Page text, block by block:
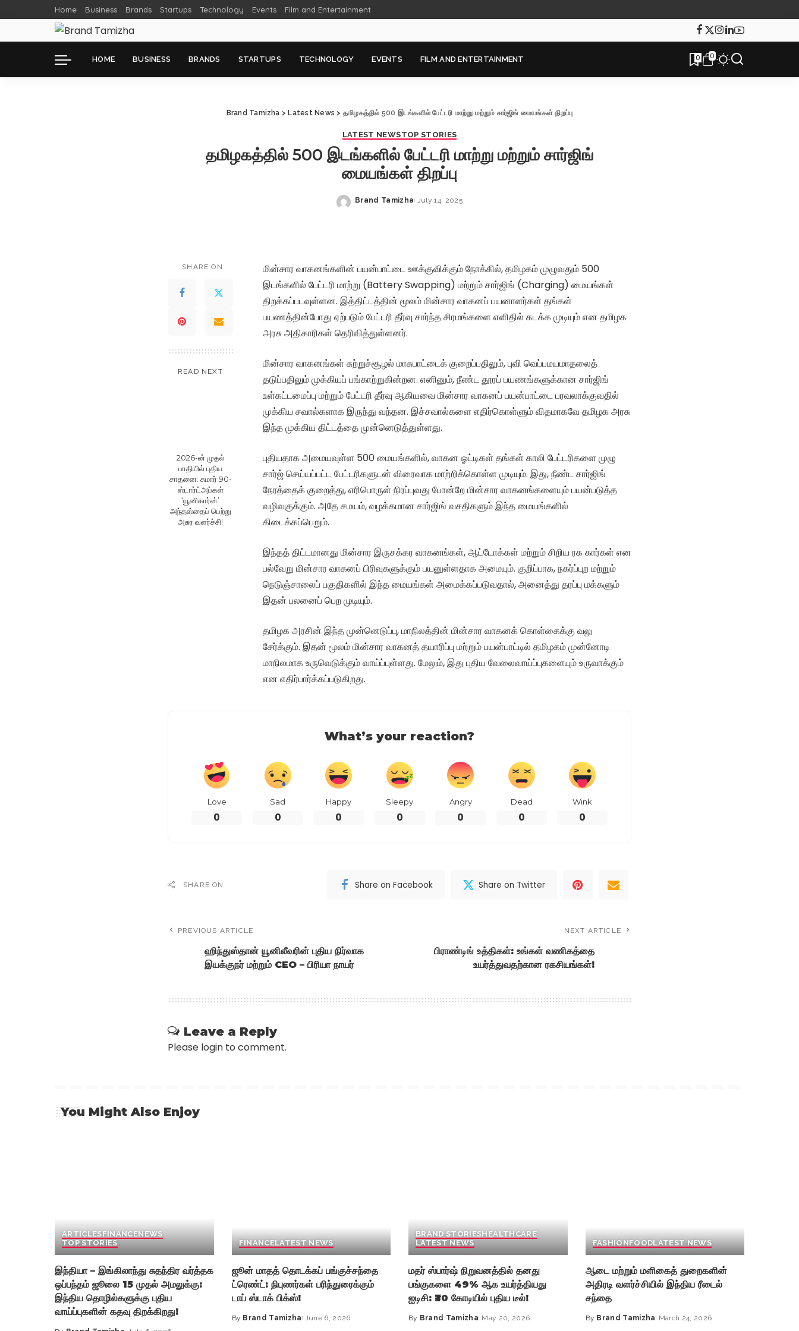
Home Business Brands Startups Technology Events Film and Entertainment
HOME BUSINESS BRANDS STARTUPS TECHNOLOGY EVENTS FILM AND ENTERTAINMENT 0 0
Brand Tamizha > Latest News > தமிழகத்தில் 500 இடங்களில் பேட்டரி மாற்று மற்றும் சார்ஜிங் மையங்கள் திறப்பு
LATEST NEWSTOP STORIES
தமிழகத்தில் 500 இடங்களில் பேட்டரி மாற்று மற்றும் சார்ஜிங்
மையங்கள் திறப்பு
Posted
Brand Tamizha July 14, 2025
SHARE ON
READ NEXT
2026-ன் முதல்
பாதியில் புதிய
சாதனை: சுமார் 90-
ஸ்டார்ட்அப்கள்
‘யூனிகார்ன்’
அந்தஸ்தைப் பெற்று
அசுர வளர்ச்சி!
மின்சார வாகனங்களின் பயன்பாட்டை ஊக்குவிக்கும் நோக்கில், தமிழகம் முழுவதும் 500
இடங்களில் பேட்டரி மாற்று (Battery Swapping) மற்றும் சார்ஜிங் (Charging) மையங்கள்
திறக்கப்படவுள்ளன. இத்திட்டத்தின் மூலம் மின்சார வாகனப் பயனாளர்கள் தங்கள்
பயணத்தின்போது ஏற்படும் பேட்டரி தீர்வு சார்ந்த சிரமங்களை எளிதில் கடக்க முடியும் என தமிழக
அரசு அதிகாரிகள் தெரிவித்துள்ளனர்.
மின்சார வாகனங்கள் சுற்றுச்சூழல் மாசுபாட்டைக் குறைப்பதிலும், புவி வெப்பமயமாதலைத்
தடுப்பதிலும் முக்கியப் பங்காற்றுகின்றன. எனினும், நீண்ட தூரப் பயணங்களுக்கான சார்ஜிங்
உள்கட்டமைப்பு மற்றும் பேட்டரி தீர்வு ஆகியவை மின்சார வாகனப் பயன்பாட்டை பரவலாக்குவதில்
முக்கிய சவால்களாக இருந்து வந்தன. இச்சவால்களை எதிர்கொள்ளும் விதமாகவே தமிழக அரசு
இந்த முக்கிய திட்டத்தை முன்னெடுத்துள்ளது.
புதியதாக அமையவுள்ள 500 மையங்களில், வாகன ஓட்டிகள் தங்கள் காலி பேட்டரிகளை முழு
சார்ஜ் செய்யப்பட்ட பேட்டரிகளுடன் விரைவாக மாற்றிக்கொள்ள முடியும். இது, நீண்ட சார்ஜிங்
நேரத்தைக் குறைத்து, எரிபொருள் நிரப்புவது போன்றே மின்சார வாகனங்களையும் பயன்படுத்த
வழிவகுக்கும். அதே சமயம், வழக்கமான சார்ஜிங் வசதிகளும் இந்த மையங்களில்
கிடைக்கப்பெறும்.
இந்தத் திட்டமானது மின்சார இருசக்கர வாகனங்கள், ஆட்டோக்கள் மற்றும் சிறிய ரக கார்கள் என
பல்வேறு மின்சார வாகனப் பிரிவுகளுக்கும் பயனுள்ளதாக அமையும். குறிப்பாக, நகர்ப்புற மற்றும்
நெடுஞ்சாலைப் பகுதிகளில் இந்த மையங்கள் அமைக்கப்படுவதால், அனைத்து தரப்பு மக்களும்
இதன் பலனைப் பெற முடியும்.
தமிழக அரசின் இந்த முன்னெடுப்பு, மாநிலத்தின் மின்சார வாகனக் கொள்கைக்கு வலு
சேர்க்கும். இதன் மூலம் மின்சார வாகனத் தயாரிப்பு மற்றும் பயன்பாட்டில் தமிழகம் முன்னோடி
மாநிலமாக உருவெடுக்கும் வாய்ப்புள்ளது. மேலும், இது புதிய வேலைவாய்ப்புகளையும் உருவாக்கும்
என எதிர்பார்க்கப்படுகிறது.
What’s your reaction?
Love
0
Sad
0
Happy
0
Sleepy
0
Angry
0
Dead
0
Wink
0
SHARE ON Share on Facebook Share on Twitter
PREVIOUS ARTICLE
ஹிந்துஸ்தான் யூனிலீவரின் புதிய நிர்வாக
இயக்குநர் மற்றும் CEO – பிரியா நாயர்
NEXT ARTICLE
பிராண்டிங் உத்திகள்: உங்கள் வணிகத்தை
உயர்த்துவதற்கான ரகசியங்கள்!
Leave a Reply
Please login to comment.
You Might Also Enjoy
ARTICLESFINANCENEWS
TOP STORIES
இந்தியா – இங்கிலாந்து சுதந்திர வர்த்தக
ஒப்பந்தம் ஜூலை 15 முதல் அமலுக்கு:
இந்திய தொழில்களுக்கு புதிய
வாய்ப்புகளின் கதவு திறக்கிறது!
FINANCELATEST NEWS
ஜூன் மாதத் தொடக்கப் பங்குச்சந்தை
ட்ரெண்ட்: நிபுணர்கள் பரிந்துரைக்கும்
டாப் ஸ்டாக் பிக்ஸ்!
Posted
By Brand Tamizha June 6, 2026
BRAND STORIESHEALTHCARE
LATEST NEWS
மதர் ஸ்பார்ஷ் நிறுவனத்தில் தனது
பங்குகளை 49% ஆக உயர்த்தியது
ஐடிசி: ₹30 கோடியில் புதிய டீல்!
Posted
By Brand Tamizha May 20, 2026
FASHIONFOODLATEST NEWS
ஆடை மற்றும் மளிகைத் துறைகளின்
அதிரடி வளர்ச்சியில் இந்திய ரீடைல்
சந்தை
Posted
By Brand Tamizha March 24, 2026